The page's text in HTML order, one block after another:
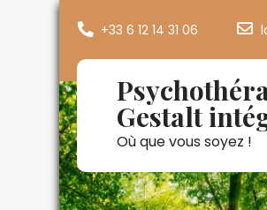
+33 6 12 14 31 06
Gestalt
Où que vous soyez !